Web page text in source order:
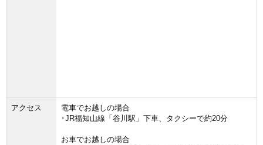
アクセス
電車でお越しの場合
･JR福知山線「谷川駅」下車、タクシーで約20分
お車でお越しの場合